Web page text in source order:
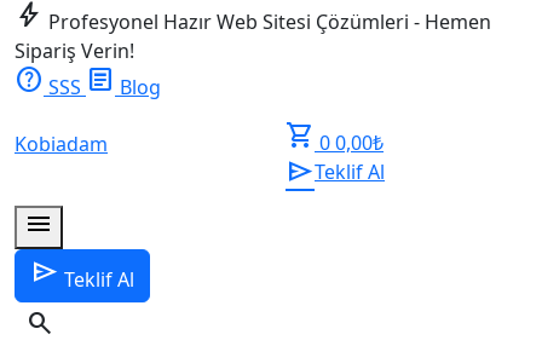
bolt Profesyonel Hazır Web Sitesi Çözümleri - Hemen
Sipariş Verin!
help SSS article Blog
Kobiadam shopping_cart 00,00₺
sendTeklif Al
menu
send Teklif Al
search